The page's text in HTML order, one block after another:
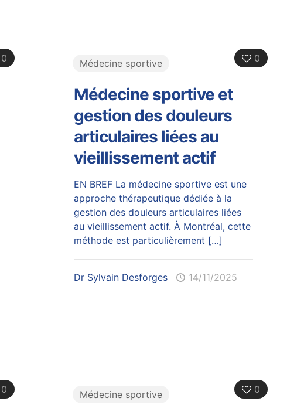
0 0
Médecine sportive
Médecine sportive et
gestion des douleurs
articulaires liées au
vieillissement actif
EN BREF La médecine sportive est une
approche thérapeutique dédiée à la
gestion des douleurs articulaires liées
au vieillissement actif. À Montréal, cette
méthode est particulièrement […]
Dr Sylvain Desforges 14/11/2025
0 0
Médecine sportive